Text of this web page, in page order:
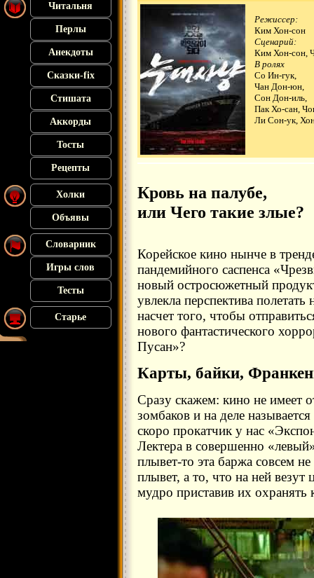
Читальня
Перлы
Анекдоты
Сказки-fix
Стишата
Аккорды
Тосты
Рецепты
Холки
Объявы
Словарник
Игры слов
Тесты
Старье
Режиссер:
Ким Хон-сон
Сценарий:
Ким Хон-сон,
В ролях
Со Ин-гук,
Чан Дон-юн,
Сон Дон-иль,
Пак Хо-сан,
Ли Сон-ук,
Кровь на палубе,
или Чего такие злые?
Корейское кино нынче в
пандемийного саспенса
новый остросюжетный
увлекла перспектива
насчет того, чтобы
нового фантастического
Пусан»?
Карты, байки,
Сразу скажем: кино не имеет
зомбаков и на деле
скоро прокатчик у нас
Лектера в совершенно
плывет-то эта баржа совсем
плывет, а то, что на ней
мудро приставив их охранять